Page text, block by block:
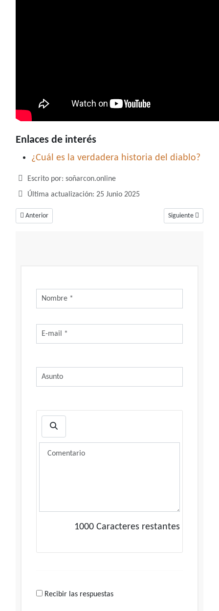
Enlaces de interés
¿Cuál es la verdadera historia del diablo?
Detalles
Escrito por: soñarcon.online
Última actualización: 25 Junio 2025
Artículo anterior: Soñar con dar a luz, un sueño común si te encuentras
Anterior Artículo siguiente:
Siguiente
1000 Caracteres restantes
Recibir las respuestas